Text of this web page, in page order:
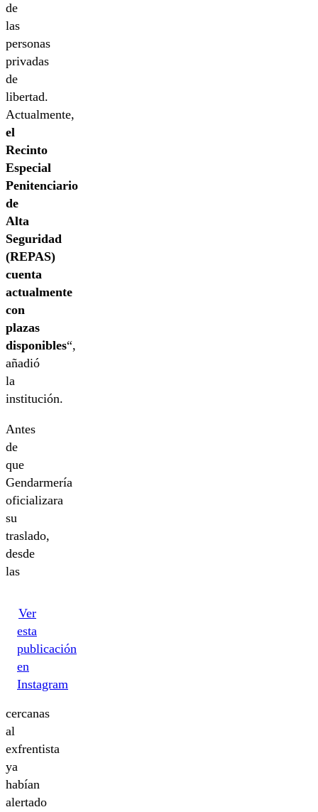
de
las
personas
privadas
de
libertad.
Actualmente,
el
Recinto
Especial
Penitenciario
de
Alta
Seguridad
(REPAS)
cuenta
actualmente
con
plazas
disponibles“,
añadió
la
institución.
Antes
de
que
Gendarmería
oficializara
su
traslado,
desde
las
Ver
esta
publicación
en
Instagram
cercanas
al
exfrentista
ya
habían
alertado